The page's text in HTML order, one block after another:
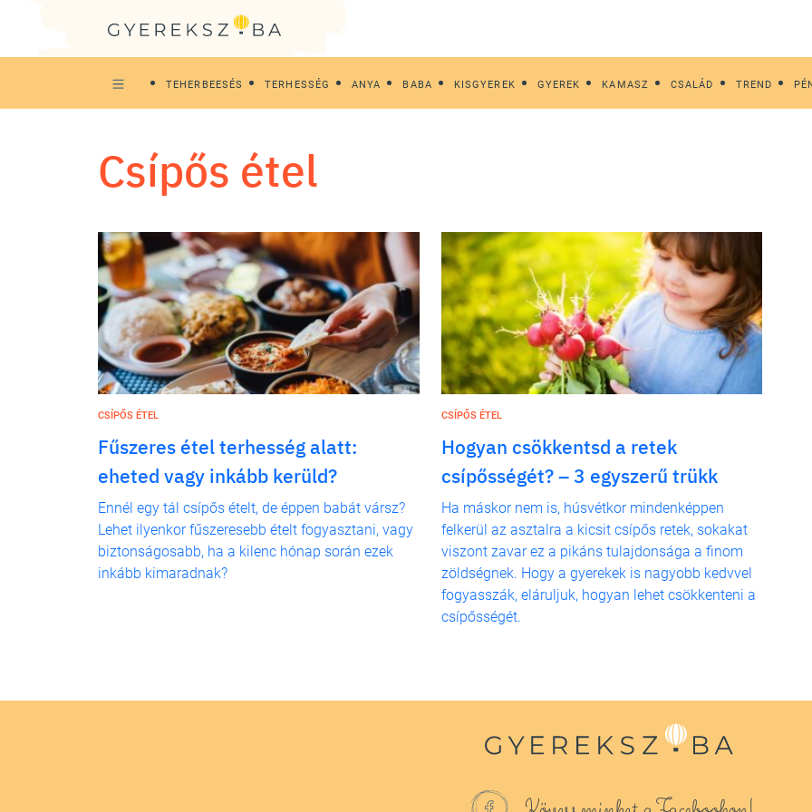
TEHERBEESÉS TERHESSÉG ANYA BABA KISGYEREK GYEREK KAMASZ CSALÁD TREND
csípős étel
CSÍPŐS ÉTEL
Fűszeres étel terhesség alatt:
eheted vagy inkább kerüld?
Ennél egy tál csípős ételt, de éppen babát vársz?
Lehet ilyenkor fűszeresebb ételt fogyasztani, vagy
biztonságosabb, ha a kilenc hónap során ezek
inkább kimaradnak?
CSÍPŐS ÉTEL
Hogyan csökkentsd a retek
csípősségét? – 3 egyszerű trükk
Ha máskor nem is, húsvétkor mindenképpen
felkerül az asztalra a kicsit csípős retek, sokakat
viszont zavar ez a pikáns tulajdonsága a finom
zöldségnek. Hogy a gyerekek is nagyobb kedvvel
fogyasszák, eláruljuk, hogyan lehet csökkenteni a
csípősségét.